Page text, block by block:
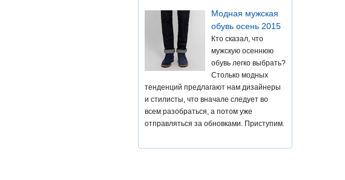
Модная мужская
обувь осень 2015
Кто сказал, что
мужскую осеннюю
обувь легко выбрать?
Столько модных
тенденций предлагают нам дизайнеры
и стилисты, что вначале следует во
всем разобраться, а потом уже
отправляться за обновками. Приступим.